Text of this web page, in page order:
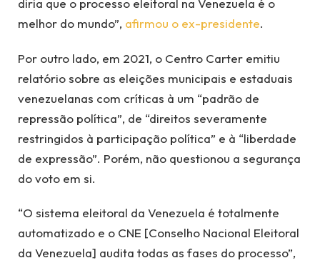
diria que o processo eleitoral na Venezuela é o
melhor do mundo”, afirmou o ex-presidente.
Por outro lado, em 2021, o Centro Carter emitiu
relatório sobre as eleições municipais e estaduais
venezuelanas com críticas à um “padrão de
repressão política”, de “direitos severamente
restringidos à participação política” e à “liberdade
de expressão”. Porém, não questionou a segurança
do voto em si.
“O sistema eleitoral da Venezuela é totalmente
automatizado e o CNE [Conselho Nacional Eleitoral
da Venezuela] audita todas as fases do processo”,